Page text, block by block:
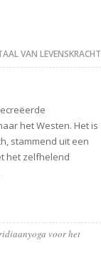
VAN LEVENSKRACHT
het Westen. Het is
stammend uit een
het zelfhelend
voor het